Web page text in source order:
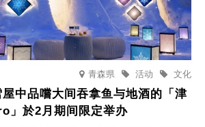
青森県 文化
活动
屋中品嚐大间吞拿鱼与地酒的「津
」於2月期间限定举办